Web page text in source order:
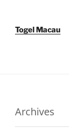
Togel Macau
Archives